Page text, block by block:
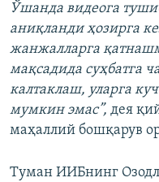
Ўшанда видеога
аниқланди ҳозирга
жанжалларга
мақсадида суҳбатга
калтаклаш, уларга
мумкин эмас”, дея
маҳаллий бошқарув
Туман ИИБнинг